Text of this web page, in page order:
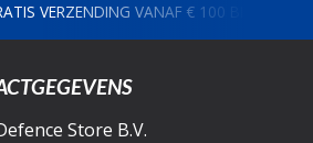
VERZENDING VANAF € 100 BINNEN
Store B.V.